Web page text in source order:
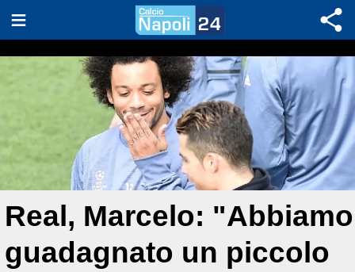
Real, Marcelo: "Abbiamo
guadagnato un piccolo